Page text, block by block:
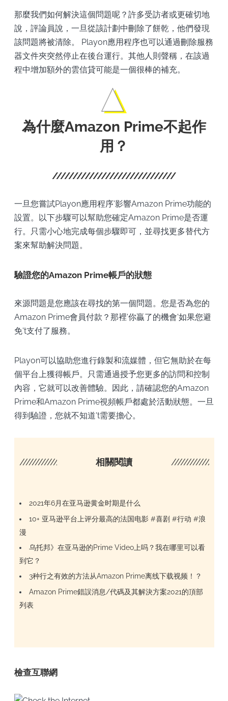
那麼我們如何解決這個問題呢？許多受訪者或更確切地
說，評論員說，一旦從該計劃中刪除了餅乾，他們發現
該問題將被清除。 Playon應用程序也可以通過刪除服務
器文件夾突然停止在後台運行。其他人則聲稱，在該過
程中增加額外的雲信貸可能是一個很棒的補充。
為什麼Amazon Prime不起作
用？
一旦您嘗試Playon應用程序'影響Amazon Prime功能的
設置。以下步驟可以幫助您確定Amazon Prime是否運
行。只需小心地完成每個步驟即可，並尋找更多替代方
案來幫助解決問題。
驗證您的Amazon Prime帳戶的狀態
來源問題是您應該在尋找的第一個問題。您是否為您的
Amazon Prime會員付款？那裡'你贏了的機會'如果您避
免't支付了服務。
Playon可以協助您進行錄製和流媒體，但它無助於在每
個平台上獲得帳戶。只需通過授予您更多的訪問和控制
內容，它就可以改善體驗。因此，請確認您的Amazon
Prime和Amazon Prime視頻帳戶都處於活動狀態。一旦
得到驗證，您就不知道't需要擔心。
//////////////////// 相關閱讀
2021年6月在亚马逊黄金时期是什么
10+ 亚马逊平台上评分最高的法国电影 #喜剧 #行动 #浪
漫
乌托邦》在亚马逊的Prime Video上吗？我在哪里可以看
到它？
3种行之有效的方法从Amazon Prime离线下载视频！？
Amazon Prime錯誤消息/代碼及其解決方案2021的頂部
列表
檢查互聯網